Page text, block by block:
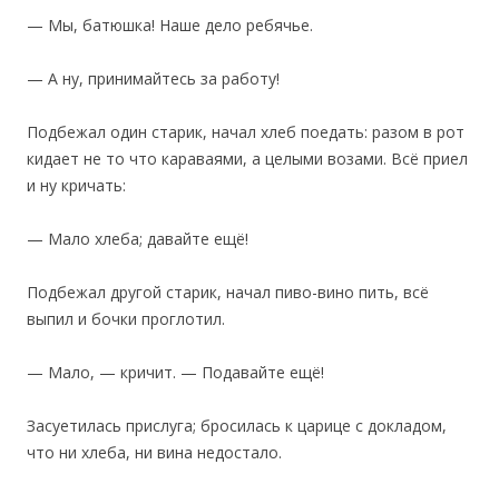
— Мы, батюшка! Наше дело ребячье.
— А ну, принимайтесь за работу!
Подбежал один старик, начал хлеб поедать: разом в рот
кидает не то что караваями, а целыми возами. Всё приел
и ну кричать:
— Мало хлеба; давайте ещё!
Подбежал другой старик, начал пиво-вино пить, всё
выпил и бочки проглотил.
— Мало, — кричит. — Подавайте ещё!
Засуетилась прислуга; бросилась к царице с докладом,
что ни хлеба, ни вина недостало.